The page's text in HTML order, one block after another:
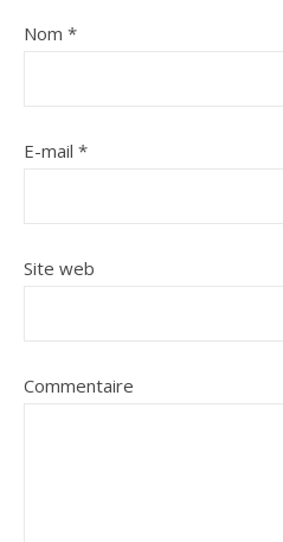
Nom *
E-mail *
Site web
Commentaire